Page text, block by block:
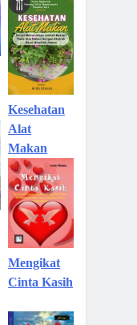
Kesehatan
Alat
Makan
Mengikat
Cinta Kasih